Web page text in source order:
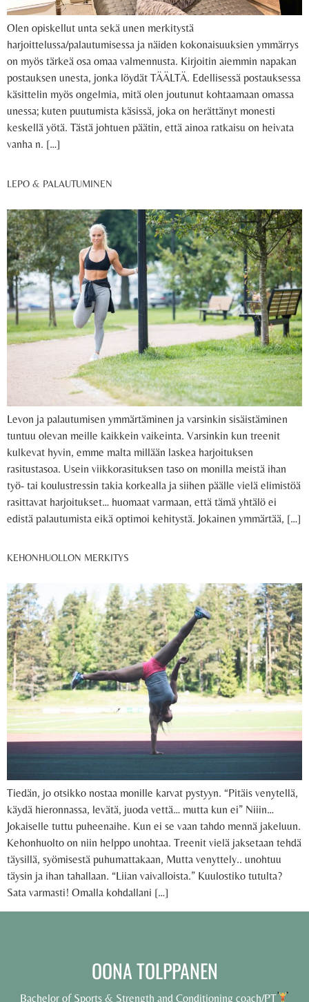
Olen opiskellut unta sekä unen merkitystä
harjoittelussa/palautumisessa ja näiden kokonaisuuksien ymmärrys
on myös tärkeä osa omaa valmennusta. Kirjoitin aiemmin napakan
postauksen unesta, jonka löydät TÄÄLTÄ. Edellisessä postauksessa
käsittelin myös ongelmia, mitä olen joutunut kohtaamaan omassa
unessa; kuten puutumista käsissä, joka on herättänyt monesti
keskellä yötä. Tästä johtuen päätin, että ainoa ratkaisu on heivata
vanha n. […]
LEPO & PALAUTUMINEN
Levon ja palautumisen ymmärtäminen ja varsinkin sisäistäminen
tuntuu olevan meille kaikkein vaikeinta. Varsinkin kun treenit
kulkevat hyvin, emme malta millään laskea harjoituksen
rasitustasoa. Usein viikkorasituksen taso on monilla meistä ihan
työ- tai koulustressin takia korkealla ja siihen päälle vielä elimistöä
rasittavat harjoitukset… huomaat varmaan, että tämä yhtälö ei
edistä palautumista eikä optimoi kehitystä. Jokainen ymmärtää, […]
KEHONHUOLLON MERKITYS
Tiedän, jo otsikko nostaa monille karvat pystyyn. “Pitäis venytellä,
käydä hieronnassa, levätä, juoda vettä… mutta kun ei” Niiin…
Jokaiselle tuttu puheenaihe. Kun ei se vaan tahdo mennä jakeluun.
Kehonhuolto on niin helppo unohtaa. Treenit vielä jaksetaan tehdä
täysillä, syömisestä puhumattakaan, Mutta venyttely.. unohtuu
täysin ja ihan tahallaan. “Liian vaivalloista.” Kuulostiko tutulta?
Sata varmasti! Omalla kohdallani […]
OONA TOLPPANEN
Bachelor of Sports & Strength and Conditioning coach/PT